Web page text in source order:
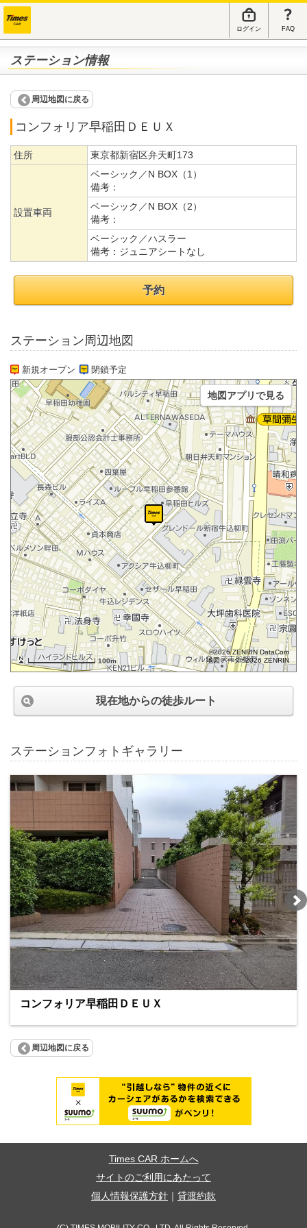
ログイン FAQ
ステーション情報
周辺地図に戻る
コンフォリア早稲田ＤＥＵＸ
住所 東京都新宿区弁天町173
設置車両
ベーシック／N BOX（1）
備考：
ベーシック／N BOX（2）
備考：
ベーシック／ハスラー
備考： ジュニアシートなし
予約
ステーション周辺地図
新規オープン 閉鎖予定
100m
©2026 ZENRIN DataCom
地図データ©2026 ZENRIN
地図アプリで見る
現在地からの徒歩ルート
ステーションフォトギャラリー
コンフォリア早稲田ＤＥＵＸ
周辺地図に戻る
Times CAR ホームへ
サイトのご利用にあたって
個人情報保護方針
貸渡約款